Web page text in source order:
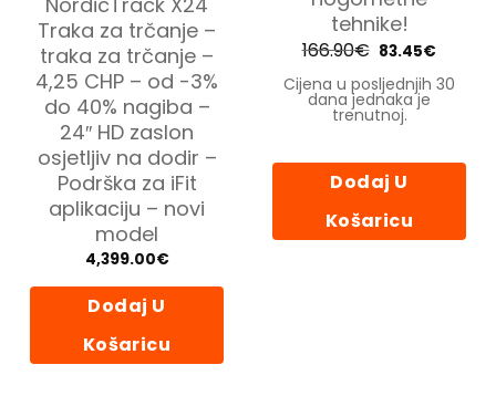
Traka za trčanje –
traka za trčanje –
4,25 CHP – od -3%
do 40% nagiba –
24″ HD zaslon
osjetljiv na dodir –
Podrška za iFit
aplikaciju – novi
model
4,399.00€
Dodaj U
Košaricu
tehnike!
166.90€ Izvorna
cijena
bila
je:
166.90€.
83.45€
je:
83.45€.
Cijena u posljednjih 30
dana jednaka je
trenutnoj.
Dodaj U
Košaricu